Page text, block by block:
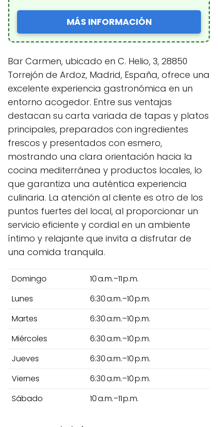
MÁS INFORMACIÓN
Bar Carmen, ubicado en C. Helio, 3, 28850
Torrejón de Ardoz, Madrid, España, ofrece una
excelente experiencia gastronómica en un
entorno acogedor. Entre sus ventajas
destacan su carta variada de tapas y platos
principales, preparados con ingredientes
frescos y presentados con esmero,
mostrando una clara orientación hacia la
cocina mediterránea y productos locales, lo
que garantiza una auténtica experiencia
culinaria. La atención al cliente es otro de los
puntos fuertes del local, al proporcionar un
servicio eficiente y cordial en un ambiente
íntimo y relajante que invita a disfrutar de
una comida tranquila.
Domingo
10 a.m.–11 p.m.
Lunes
6:30 a.m.–10 p.m.
Martes
6:30 a.m.–10 p.m.
Miércoles
6:30 a.m.–10 p.m.
Jueves
6:30 a.m.–10 p.m.
Viernes
6:30 a.m.–10 p.m.
Sábado
10 a.m.–11 p.m.